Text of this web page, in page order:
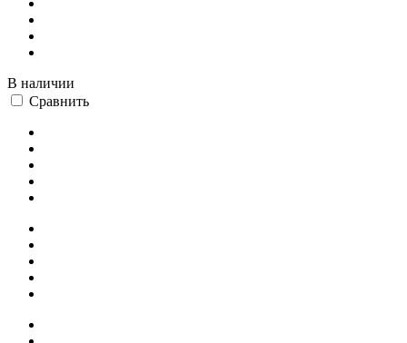
В наличии
Сравнить